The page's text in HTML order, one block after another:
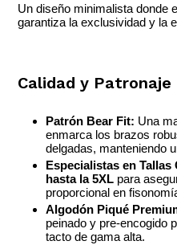
Un diseño minimalista donde
garantiza la exclusividad y la
Calidad y Patronaje
Patrón Bear Fit: Una
enmarca los brazos
delgadas, manteniendo
Especialistas en Tallas
hasta la 5XL para
proporcional en
Algodón Piqué
peinado y pre-encogido
tacto de gama alta.